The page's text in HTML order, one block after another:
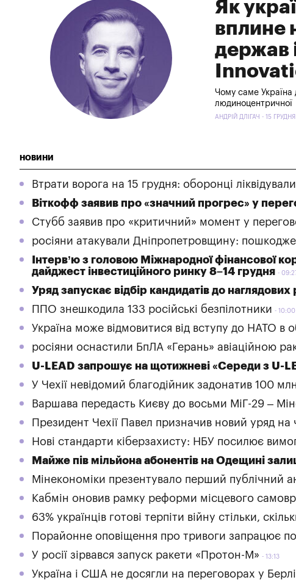
Як
вплине
держав
Чому саме Україна
людиноцентричної
АНДРІЙ ДЛІГАЧ - 15
НОВИНИ
Втрати ворога на 15 грудня: оборонці
Віткофф заявив про «значний прогрес» у
Стубб заявив про «критичний» момент у
росіяни атакували Дніпропетровщину:
Інтерв’ю з головою Міжнародної фінансової
дайджест інвестиційного ринку 8–14 грудня
Уряд запускає відбір кандидатів до
ППО знешкодила 133 російські безпілотники 10:00
Україна може відмовитися від вступу до НАТО в
росіяни оснастили БпЛА «Герань» авіаційною
U-LEAD запрошує на щотижневі «Середи з U-
У Чехії невідомий благодійник задонатив 100
Варшава передасть Києву до восьми МіГ-29 –
Президент Чехії Павел призначив новий уряд на
Нові стандарти кіберзахисту: НБУ посилює
Майже пів мільйона абонентів на Одещині
Мінекономіки презентувало перший публічний
Кабмін оновив рамку реформи місцевого
63% українців готові терпіти війну стільки,
Порайонне оповіщення про тривоги запрацює по
У росії зірвався запуск ракети «Протон-М» 13:13
Україна і США не досягли на переговорах у